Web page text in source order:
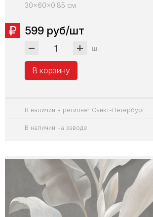
30x60x0.85 см
599 руб/шт
шт
В корзину
В наличии в регионе: Санкт-Петербург
В наличии на заводе